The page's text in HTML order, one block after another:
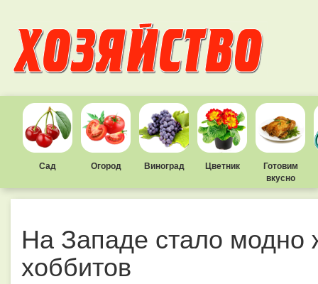
Сад Огород Виноград Цветник
Готовим
вкусно
На Западе стало модно
хоббитов